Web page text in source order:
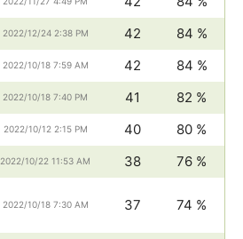
2022/12/24 2:38 PM 42
84 %
2022/10/18 7:59 AM 42
84 %
2022/10/18 7:40 PM 41
82 %
2022/10/12 2:15 PM 40
80 %
2022/10/22 11:53 AM 38 76 %
2022/10/18 7:30 AM 37 74 %